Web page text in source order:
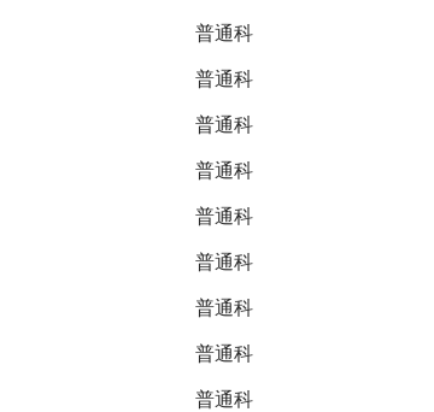
普通科
普通科
普通科
普通科
普通科
普通科
普通科
普通科
普通科